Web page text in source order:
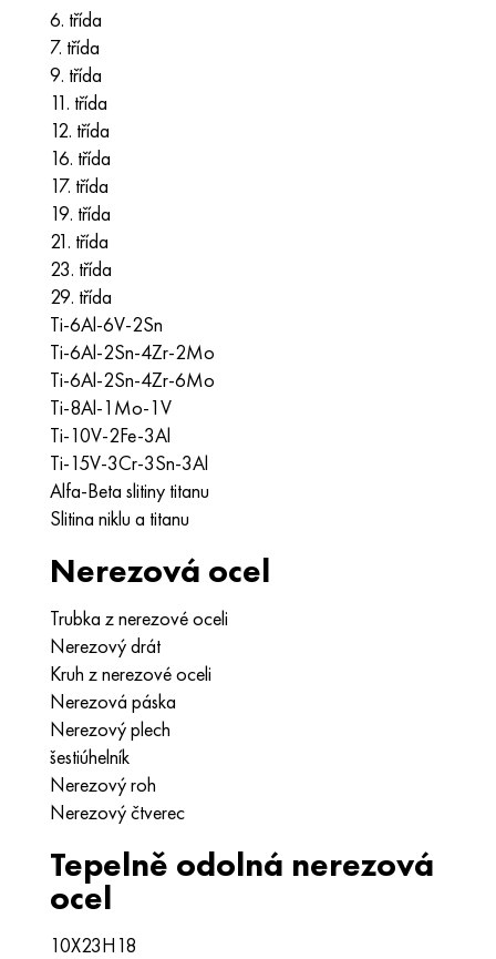
6. třída
7. třída
9. třída
11. třída
12. třída
16. třída
17. třída
19. třída
21. třída
23. třída
29. třída
Ti-6Al-6V-2Sn
Ti-6Al-2Sn-4Zr-2Mo
Ti-6Al-2Sn-4Zr-6Mo
Ti-8Al-1Mo-1V
Ti-10V-2Fe-3Al
Ti-15V-3Cr-3Sn-3Al
Alfa-Beta slitiny titanu
Slitina niklu a titanu
Nerezová ocel
Trubka z nerezové oceli
Nerezový drát
Kruh z nerezové oceli
Nerezová páska
Nerezový plech
šestiúhelník
Nerezový roh
Nerezový čtverec
Tepelně odolná nerezová
ocel
10X23H18